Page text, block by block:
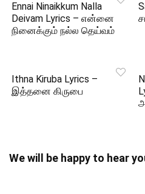
Ennai Ninaikkum Nalla
Deivam Lyrics – என்னை
நினைக்கும் நல்ல தெய்வம்
Ithna Kiruba Lyrics –
இத்தனை கிருபை
We will be happy to hear